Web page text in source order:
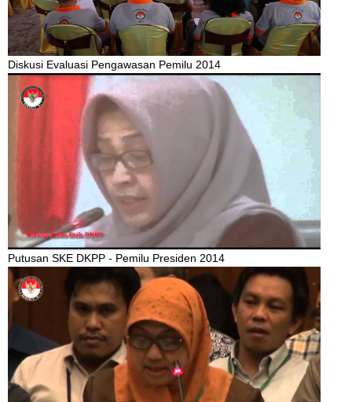
Diskusi Evaluasi Pengawasan Pemilu 2014
Putusan SKE DKPP - Pemilu Presiden 2014